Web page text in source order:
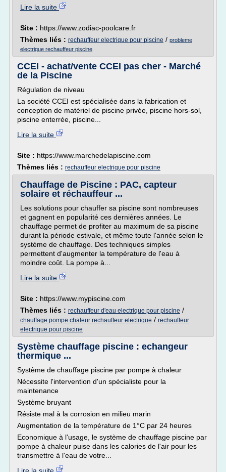
Lire la suite
Site : https://www.zodiac-poolcare.fr
Thèmes liés : rechauffeur electrique pour piscine / probleme
electrique rechauffeur piscine
CCEI - achat/vente CCEI pas cher - Marché
de la Piscine
Régulation de niveau
La société CCEI est spécialisée dans la fabrication et
conception de matériel de piscine privée, piscine hors-sol,
piscine enterrée, piscine...
Lire la suite
Site : https://www.marchedelapiscine.com
Thèmes liés : rechauffeur electrique pour piscine
Chauffage de Piscine : PAC, capteur
solaire et réchauffeur ...
Les solutions pour chauffer sa piscine sont nombreuses
et gagnent en popularité ces dernières années. Le
chauffage permet de profiter au maximum de sa piscine
durant la période estivale, et même toute l'année selon le
système de chauffage. Des techniques simples
permettent d'augmenter la température de l'eau à
moindre coût. La pompe à...
Lire la suite
Site : https://www.mypiscine.com
Thèmes liés : rechauffeur d'eau electrique pour piscine /
chauffage pompe chaleur rechauffeur electrique / rechauffeur
electrique pour piscine
Système chauffage piscine : echangeur
thermique ...
Système de chauffage piscine par pompe à chaleur
Nécessite l'intervention d'un spécialiste pour la
maintenance
Système bruyant
Résiste mal à la corrosion en milieu marin
Augmentation de la température de 1°C par 24 heures
Economique à l'usage, le système de chauffage piscine par
pompe à chaleur puise dans les calories de l'air pour les
transmettre à l'eau de votre...